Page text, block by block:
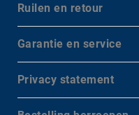
Ruilen en retour
Garantie en service
Privacy statement